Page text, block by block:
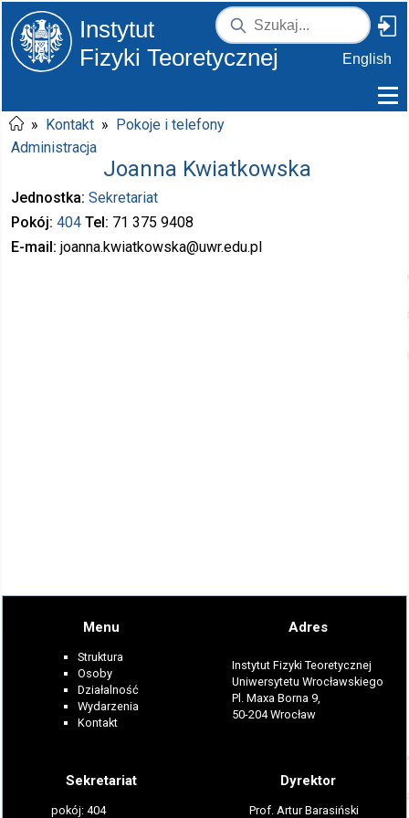
Instytut
Fizyki Teoretycznej
English
» Kontakt » Pokoje i telefony
Administracja
Joanna Kwiatkowska
Jednostka Sekretariat
Pokój 404 Tel 71 375 9408
E-mail joanna.kwiatkowska@uwr.edu.pl
Menu
Struktura
Osoby
Działalność
Wydarzenia
Kontakt
Adres
Instytut Fizyki Teoretycznej
Uniwersytetu Wrocławskiego
Pl. Maxa Borna 9,
50-204 Wrocław
Sekretariat
pokój: 404
Dyrektor
Prof. Artur Barasiński